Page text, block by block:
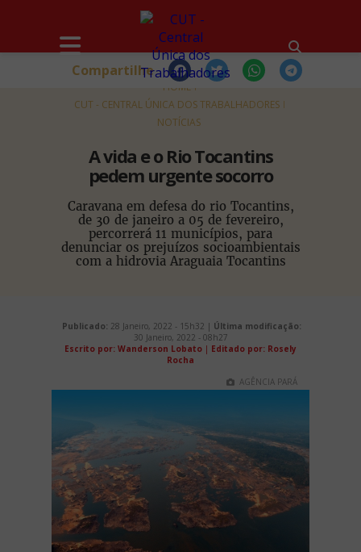
HOME
CUT - CENTRAL ÚNICA DOS TRABALHADORES
NOTÍCIAS
A vida e o Rio Tocantins
pedem urgente socorro
Caravana em defesa do rio Tocantins,
de 30 de janeiro a 05 de fevereiro,
percorrerá 11 municípios, para
denunciar os prejuízos socioambientais
com a hidrovia Araguaia Tocantins
Compartilhe
Publicado: 28 Janeiro, 2022 - 15h32 | Última modificação:
30 Janeiro, 2022 - 08h27
Escrito por: Wanderson Lobato | Editado por: Rosely
Rocha
AGÊNCIA PARÁ